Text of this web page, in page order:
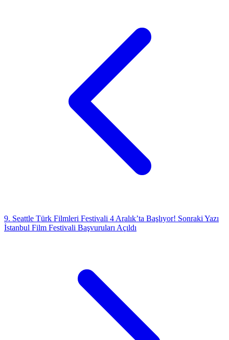
9. Seattle Türk Filmleri Festivali 4 Aralık’ta Başlıyor! Sonraki Yazı
İstanbul Film Festivali Başvuruları Açıldı